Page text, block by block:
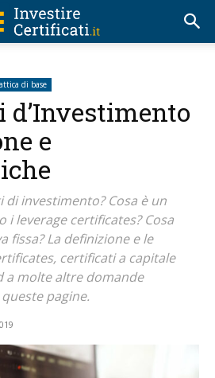
di base
e
di investimento? Cosa è un
i leverage certificates? Cosa
fissa? La definizione e le
certificati a capitale
a molte altre domande
pagine.